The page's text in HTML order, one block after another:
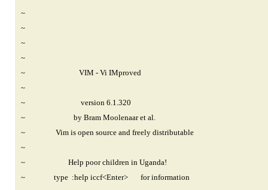
~
~
~
~
~ VIM - Vi IMproved
~
~ version 6.1.320
~ by Bram Moolenaar et al.
~ Vim is open source and freely distributable
~
~ Help poor children in Uganda!
~ type :help iccf<Enter> for information